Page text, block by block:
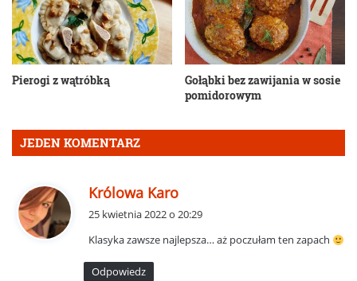
Pierogi z wątróbką
Gołąbki bez zawijania w sosie
pomidorowym
JEDEN KOMENTARZ
Królowa Karo
z
25 kwietnia 2022 o 20:29
Klasyka zawsze najlepsza… aż poczułam ten zapach
Odpowiedz